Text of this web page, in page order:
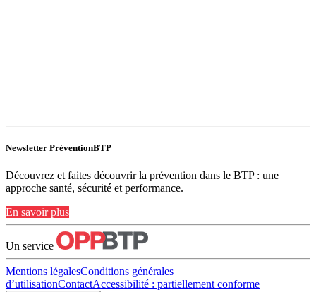
Newsletter PréventionBTP
Découvrez et faites découvrir la prévention dans le BTP : une
approche santé, sécurité et performance.
En savoir plus
Un service
Mentions légalesConditions générales
d’utilisationContactAccessibilité : partiellement conforme